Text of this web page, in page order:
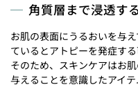
角質層まで浸透す
お肌の表面にうるおいを与
ているとアトピーを発症する
そのため、スキンケアはお
与えることを意識したアイテ